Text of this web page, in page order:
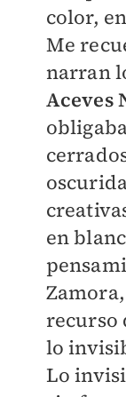
color,
Me
narran
Aceves
en
recurso
lo
Lo